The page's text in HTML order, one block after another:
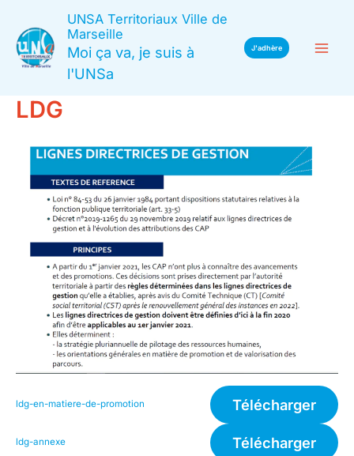
contenu
UNSA Territoriaux Ville de
Marseille
Moi ça va, je suis à
l'UNSa
J'adhère
LDG
ldg-en-matiere-de-promotion Télécharger
ldg-annexe Télécharger